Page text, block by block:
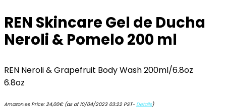
REN Skincare Gel de Ducha
Neroli & Pomelo 200 ml
REN Neroli & Grapefruit Body Wash 200ml/6.8oz
6.8oz
Amazon.es Price:24,00€(as of 10/04/2023 03:22 PST-Details)